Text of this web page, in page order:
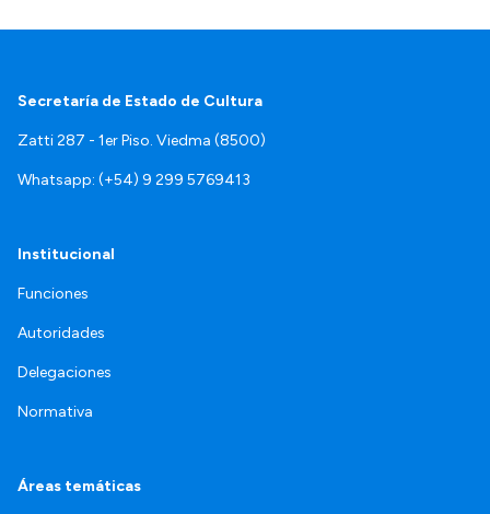
Secretaría de Estado de Cultura
Zatti 287 - 1er Piso. Viedma (8500)
Whatsapp: (+54) 9 299 5769413
Institucional
Funciones
Autoridades
Delegaciones
Normativa
Áreas temáticas